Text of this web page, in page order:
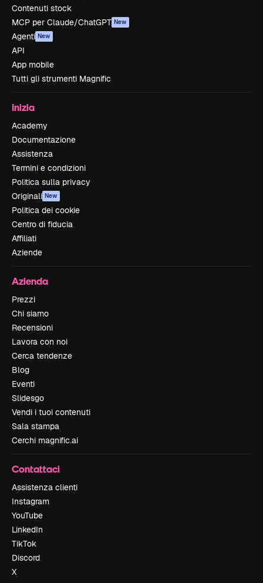
Contenuti stock
MCP per Claude/ChatGPT New
Agenti New
API
App mobile
Tutti gli strumenti Magnific
Inizia
Academy
Documentazione
Assistenza
Termini e condizioni
Politica sulla privacy
Originali New
Politica dei cookie
Centro di fiducia
Affiliati
Aziende
Azienda
Prezzi
Chi siamo
Recensioni
Lavora con noi
Cerca tendenze
Blog
Eventi
Slidesgo
Vendi i tuoi contenuti
Sala stampa
Cerchi magnific.ai
Contattaci
Assistenza clienti
Instagram
YouTube
LinkedIn
TikTok
Discord
X